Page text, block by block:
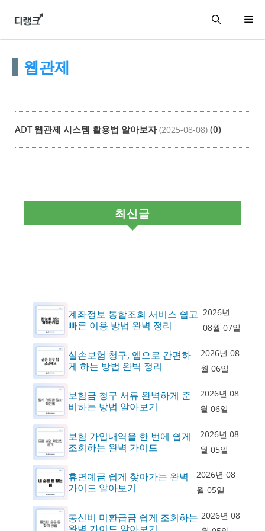
메
웹관제
ADT 웹관제 시스템 활용법 알아보자 (2025-08-08) (0)
최신글
계좌정보 통합조회 서비스 쉽고
빠른 이용 방법 완벽 정리
2026년
08월 07일
실손보험 청구, 앱으로 간편하
게 하는 방법 완벽 정리
2026년 08
월 06일
보험금 청구 서류 완벽하게 준
비하는 방법 알아보기
2026년 08
월 06일
보험 가입내역을 한 번에 쉽게
조회하는 완벽 가이드
2026년 08
월 05일
휴면예금 쉽게 찾아가는 완벽
가이드 알아보기
2026년 08
월 05일
통신비 미환급금 쉽게 조회하는
완벽 가이드 알아보기
2026년 08